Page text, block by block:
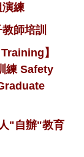
練
師培訓
】
練 Safety
"自辦"教育